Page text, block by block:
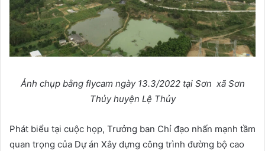
Ảnh chụp bằng flycam ngày 13.3/2022 tại Sơn xã Sơn
Thủy huyện Lệ Thủy
Phát biểu tại cuộc họp, Trưởng ban Chỉ đạo nhấn mạnh tầm
quan trọng của Dự án Xây dựng công trình đường bộ cao